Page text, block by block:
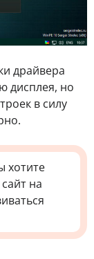
драйвера
дисплея, но
в силу
хотите
на